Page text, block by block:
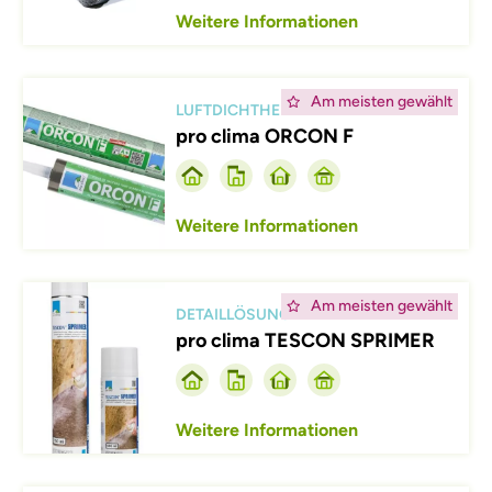
Weitere Informationen
Am meisten gewählt
LUFTDICHTHEIT
pro clima ORCON F
Weitere Informationen
Am meisten gewählt
Afbeelding
DETAILLÖSUNG
pro clima TESCON SPRIMER
Weitere Informationen